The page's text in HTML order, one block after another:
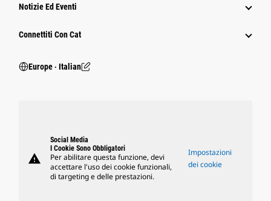
Notizie Ed Eventi
Connettiti Con Cat
Europe ‧ Italian
warning
Social Media
I Cookie Sono Obbligatori
Per abilitare questa funzione, devi
accettare l'uso dei cookie funzionali,
di targeting e delle prestazioni.
Impostazioni
dei cookie